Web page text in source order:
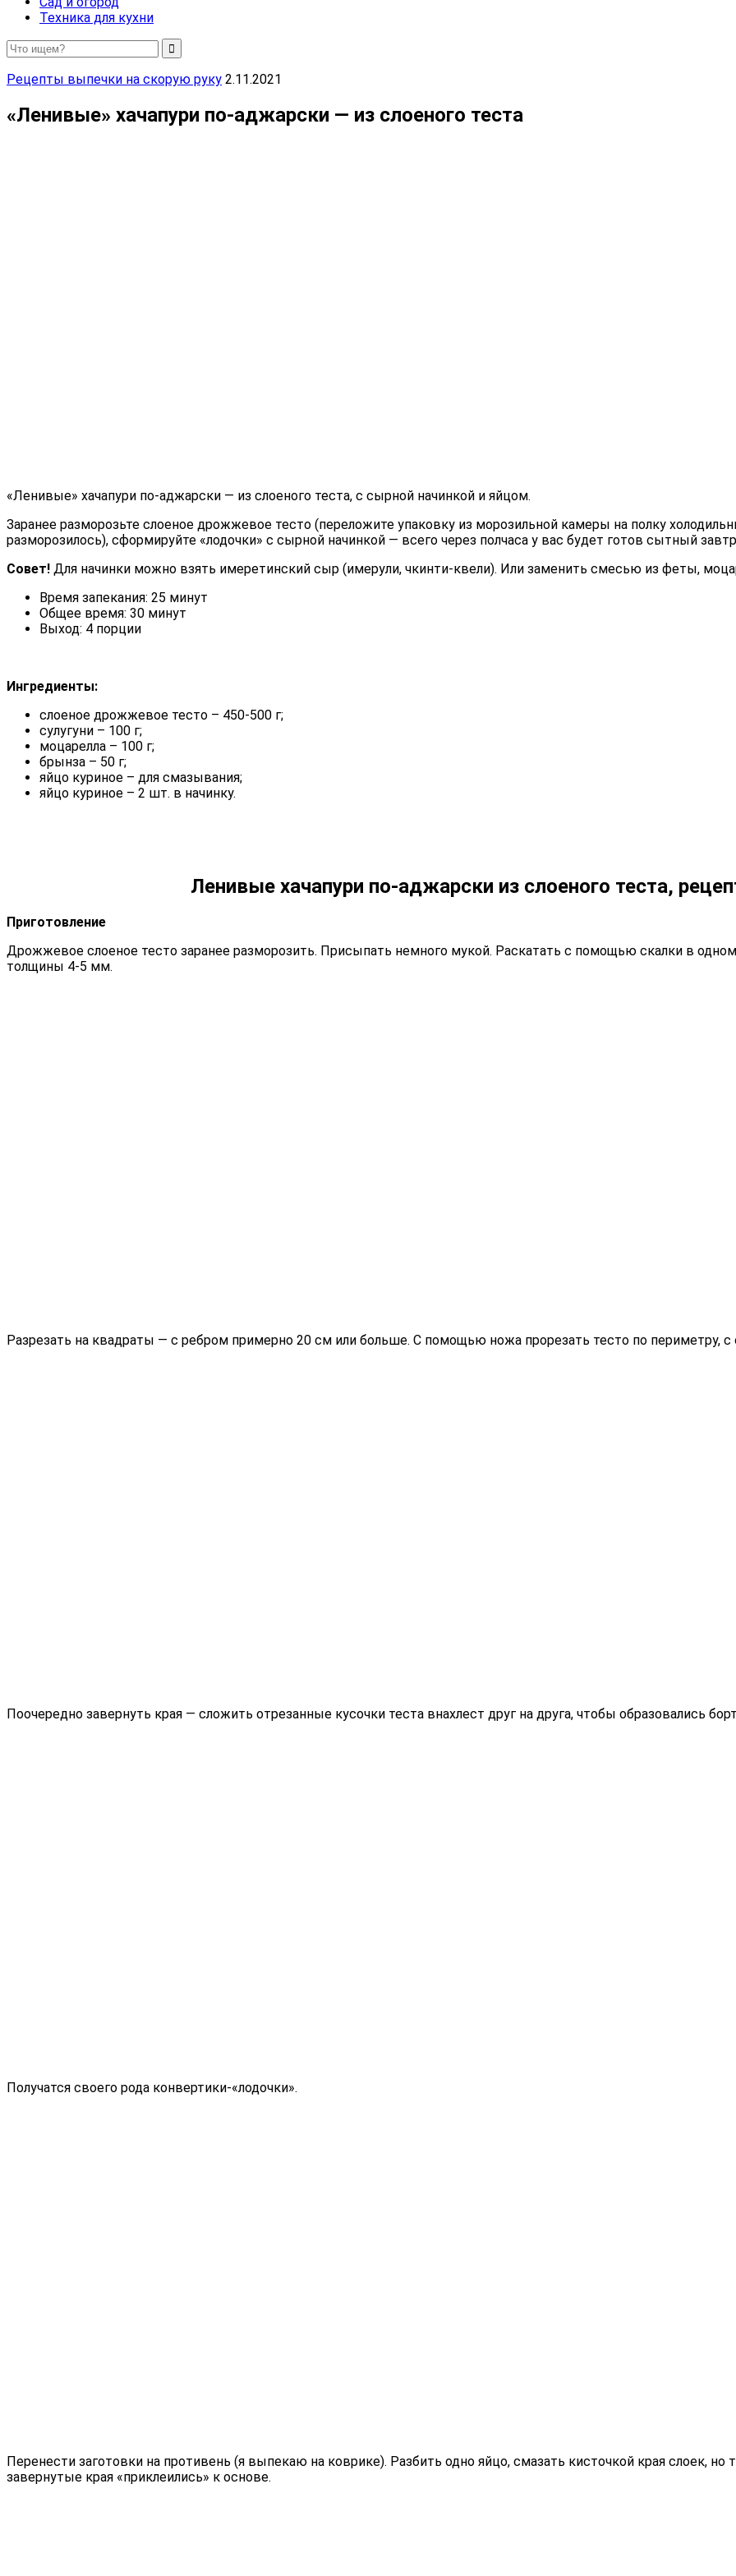
Техника для кухни
Рецепты выпечки на скорую руку 2.11.2021
«Ленивые» хачапури по-аджарски — из слоеного теста
«Ленивые» хачапури по-аджарски — из слоеного теста, с сырной начинкой и яйцом.
Заранее разморозьте слоеное дрожжевое тесто (переложите упаковку из морозильной камеры на полку
разморозилось), сформируйте «лодочки» с сырной начинкой — всего через полчаса у вас будет готов сытный
Совет! Для начинки можно взять имеретинский сыр (имерули, чкинти-квели). Или заменить смесью из феты,
Время запекания: 25 минут
Общее время: 30 минут
Выход: 4 порции
Ингредиенты:
слоеное дрожжевое тесто – 450-500 г;
сулугуни – 100 г;
моцарелла – 100 г;
брынза – 50 г;
яйцо куриное – для смазывания;
яйцо куриное – 2 шт. в начинку.
Ленивые хачапури по-аджарски из слоеного теста,
Приготовление
Дрожжевое слоеное тесто заранее разморозить. Присыпать немного мукой. Раскатать с помощью скалки в одном
толщины 4-5 мм.
Разрезать на квадраты — с ребром примерно 20 см или больше. С помощью ножа прорезать тесто по периметру, с
Поочередно завернуть края — сложить отрезанные кусочки теста внахлест друг на друга, чтобы образовались
Получатся своего рода конвертики-«лодочки».
Перенести заготовки на противень (я выпекаю на коврике). Разбить одно яйцо, смазать кисточкой края слоек,
завернутые края «приклеились» к основе.